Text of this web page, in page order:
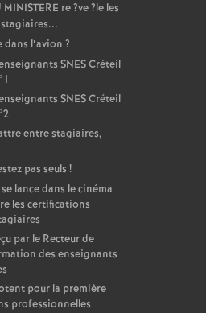
MINISTERE re?ve?le les
stagiaires...
l’avion ?
SNESCréteil
SNESCréteil
entre stagiaires,
pas seuls !
lance dans le cinéma
les certifications
par le Recteur de
des enseignants
pour la première
professionnelles